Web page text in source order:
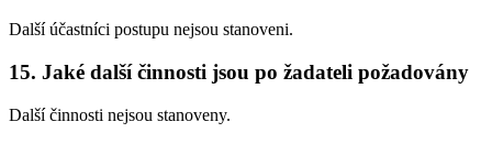
Další účastníci postupu nejsou stanoveni.
15. Jaké další činnosti jsou po žadateli požadovány
Další činnosti nejsou stanoveny.